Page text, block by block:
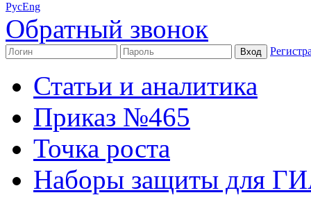
РусEng
Обратный звонок
Статьи и аналитика
Приказ №465
Точка роста
Наборы защиты для